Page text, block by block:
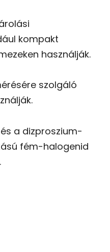
kompakt
használják.
szolgáló
a dizproszium-
fém-halogenid